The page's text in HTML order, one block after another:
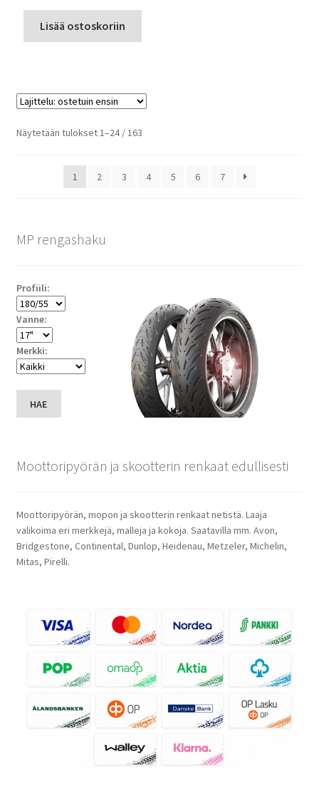
Lisää ostoskoriin
Näytetään tulokset 1–24 / 163Suosituimmat
1 2 3 4 5 6 7
MP rengashaku
Profiili:
Vanne:
Merkki:
HAE
Moottoripyörän ja skootterin renkaat edullisesti
Moottoripyörän, mopon ja skootterin renkaat netistä. Laaja
valikoima eri merkkejä, malleja ja kokoja. Saatavilla mm. Avon,
Bridgestone, Continental, Dunlop, Heidenau, Metzeler, Michelin,
Mitas, Pirelli.